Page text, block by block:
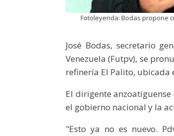
Fotoleyenda: Bodas propone
José Bodas, secretario
Venezuela (Futpv), se
refinería El Palito, ubicada
El dirigente
el gobierno nacional y la
"Esto ya no es nuevo.